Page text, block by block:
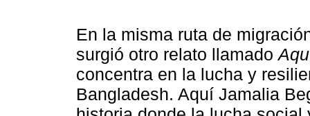
En la misma ruta de
surgió otro relato llamado
concentra en la lucha y
Bangladesh. Aquí Jamalia